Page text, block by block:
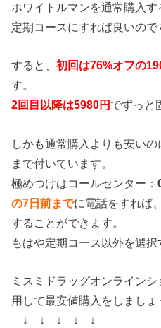
ホワイトルマンを通常購入
定期コースにすれば良いので
すると、初回は76%オフの
す。
2回目以降は5980円 でずっと
しかも通常購入よりも安い
まで付いています。
極めつけはコールセンター：
の7日前までに電話をすれば
することができます。
もはや定期コース以外を選択
ミスミドラッグオンライン
用して最安値購入をしましょ
↓ ↓ ↓ ↓ ↓